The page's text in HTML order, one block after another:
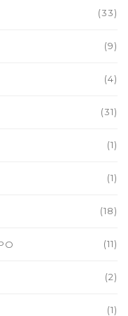
(33)
(9)
(4)
(31)
(1)
(1)
(18)
(11)
(2)
(1)